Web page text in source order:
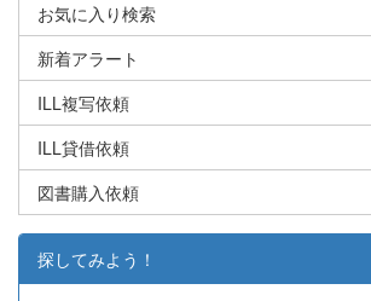
お気に入り検索
新着アラート
ILL複写依頼
ILL貸借依頼
図書購入依頼
探してみよう！